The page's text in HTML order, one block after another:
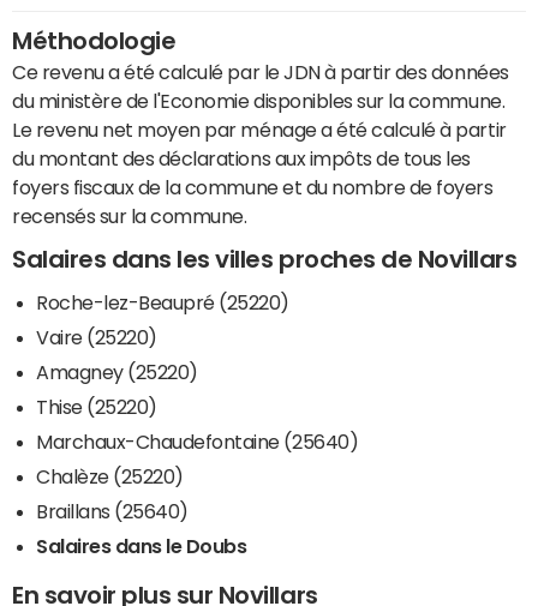
Méthodologie
Ce revenu a été calculé par le JDN à partir des données
du ministère de l'Economie disponibles sur la commune.
Le revenu net moyen par ménage a été calculé à partir
du montant des déclarations aux impôts de tous les
foyers fiscaux de la commune et du nombre de foyers
recensés sur la commune.
Salaires dans les villes proches de Novillars
Roche-lez-Beaupré (25220)
Vaire (25220)
Amagney (25220)
Thise (25220)
Marchaux-Chaudefontaine (25640)
Chalèze (25220)
Braillans (25640)
Salaires dans le Doubs
En savoir plus sur Novillars